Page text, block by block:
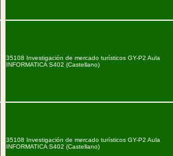
35108 Investigación de mercado turísticos GY-P2 Aula
INFORMATICA S402 (Castellano)
35108 Investigación de mercado turísticos GY-P2 Aula
INFORMATICA S402 (Castellano)